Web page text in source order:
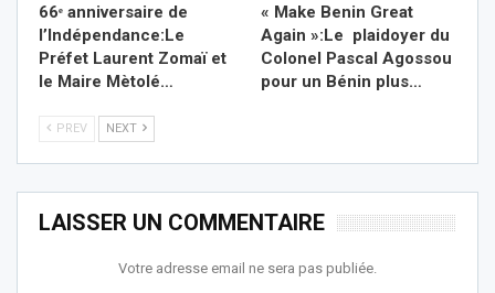
66ᵉ anniversaire de
l’Indépendance:Le
Préfet Laurent Zomaï et
le Maire Mètolé…
« Make Benin Great
Again »:Le plaidoyer du
Colonel Pascal Agossou
pour un Bénin plus…
PREV NEXT
LAISSER UN COMMENTAIRE
Votre adresse email ne sera pas publiée.